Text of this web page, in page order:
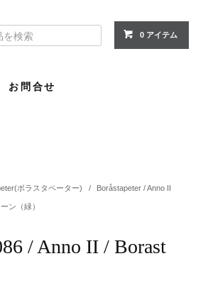
0 アイテム
お問合せ
ボラスタペーター) / Boråstapeter / Anno II
ン（緑）
/ Anno II / Borast